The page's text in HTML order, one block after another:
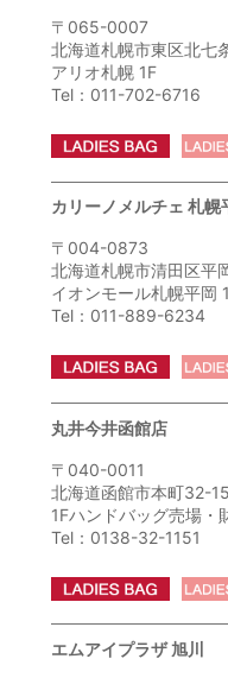
〒065-0007
北海道札幌市東区北七
アリオ札幌 1F
Tel：011-702-6716
カリーノメルチェ 札幌
〒004-0873
北海道札幌市清田区平
イオンモール札幌平岡
Tel：011-889-6234
丸井今井函館店
〒040-0011
北海道函館市本町32-15
1Fハンドバッグ売場・
Tel：0138-32-1151
エムアイプラザ 旭川